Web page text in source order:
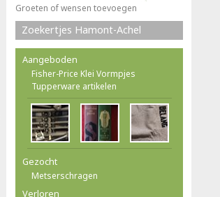
Groeten of wensen toevoegen
Zoekertjes Hamont-Achel
Aangeboden
Fisher-Price Klei Vormpjes
Tupperware artikelen
Gezocht
Metserschragen
Verloren